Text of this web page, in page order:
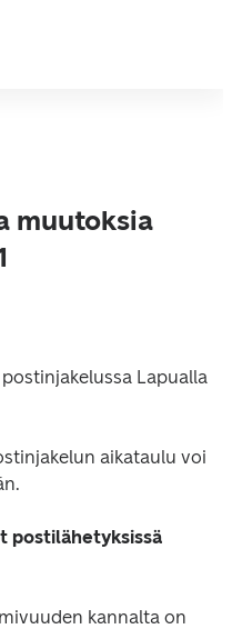
muutoksia
Lapualla
aikataulu voi
postilähetyksissä
kannalta on